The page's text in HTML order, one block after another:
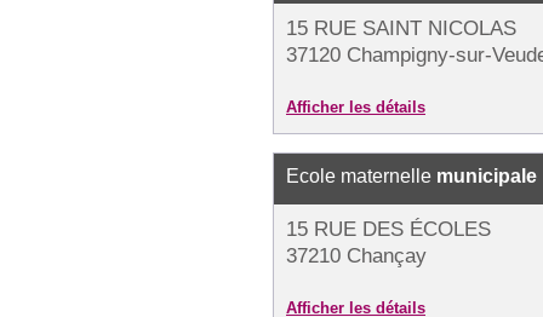
15 RUE SAINT NICOLAS
37120 Champigny-sur-
Afficher les détails
Ecole maternelle municipale
15 RUE DES ÉCOLES
37210 Chançay
Afficher les détails